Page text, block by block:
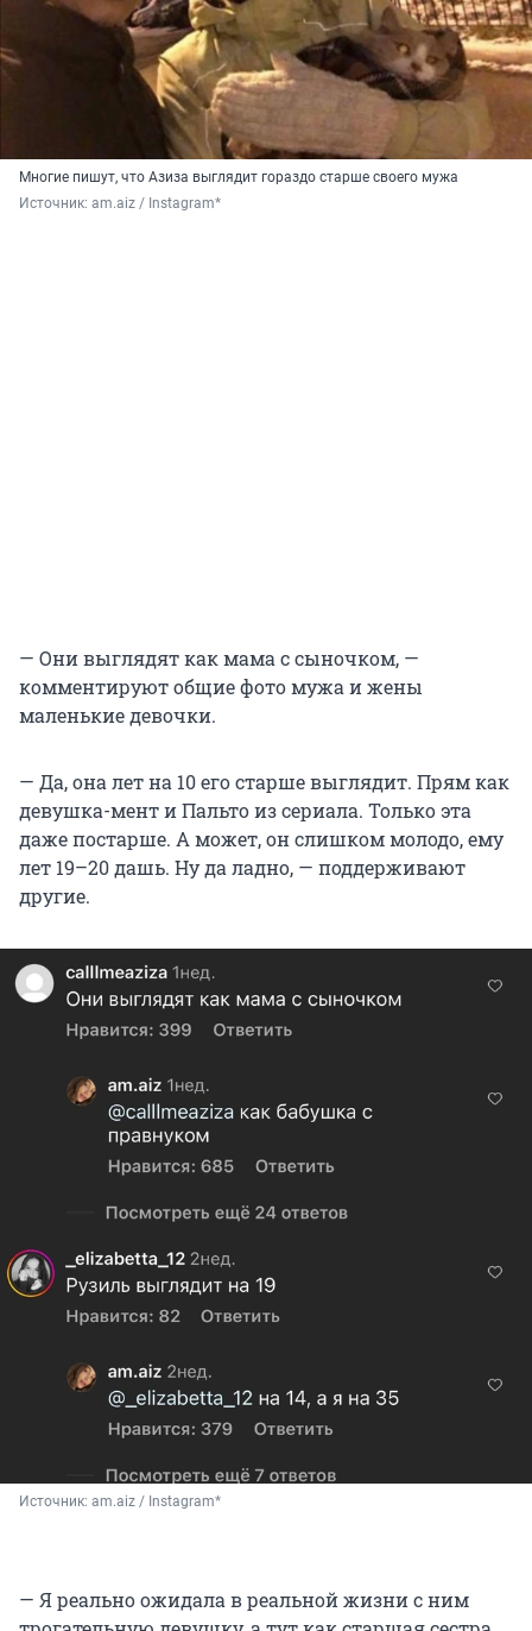
Многие пишут, что Азиза выглядит гораздо старше своего мужа
Источник: am.aiz / Instagram*
— Они выглядят как мама с сыночком, —
комментируют общие фото мужа и жены
маленькие девочки.
— Да, она лет на 10 его старше выглядит. Прям как
девушка-мент и Пальто из сериала. Только эта
даже постарше. А может, он слишком молодо, ему
лет 19–20 дашь. Ну да ладно, — поддерживают
другие.
Источник: am.aiz / Instagram*
— Я реально ожидала в реальной жизни с ним